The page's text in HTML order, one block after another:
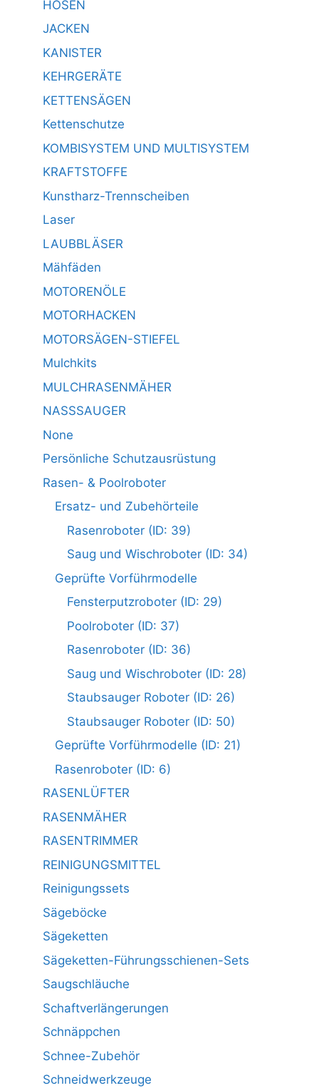
HOSEN
JACKEN
KANISTER
KEHRGERÄTE
KETTENSÄGEN
Kettenschutze
KOMBISYSTEM UND MULTISYSTEM
KRAFTSTOFFE
Kunstharz-Trennscheiben
Laser
LAUBBLÄSER
Mähfäden
MOTORENÖLE
MOTORHACKEN
MOTORSÄGEN-STIEFEL
Mulchkits
MULCHRASENMÄHER
NASSSAUGER
None
Persönliche Schutzausrüstung
Rasen- & Poolroboter
Ersatz- und Zubehörteile
Rasenroboter (ID: 39)
Saug und Wischroboter (ID: 34)
Geprüfte Vorführmodelle
Fensterputzroboter (ID: 29)
Poolroboter (ID: 37)
Rasenroboter (ID: 36)
Saug und Wischroboter (ID: 28)
Staubsauger Roboter (ID: 26)
Staubsauger Roboter (ID: 50)
Geprüfte Vorführmodelle (ID: 21)
Rasenroboter (ID: 6)
RASENLÜFTER
RASENMÄHER
RASENTRIMMER
REINIGUNGSMITTEL
Reinigungssets
Sägeböcke
Sägeketten
Sägeketten-Führungsschienen-Sets
Saugschläuche
Schaftverlängerungen
Schnäppchen
Schnee-Zubehör
Schneidwerkzeuge